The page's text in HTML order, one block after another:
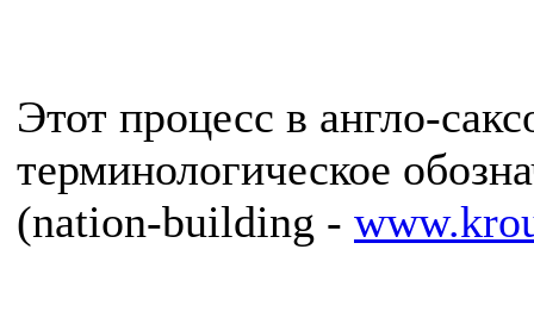
Этот процесс в англо-
терминологическое
(nation-building -